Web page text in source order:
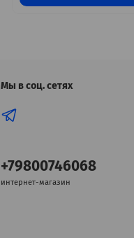
Мы в соц. сетях
+79800746068
интернет-магазин